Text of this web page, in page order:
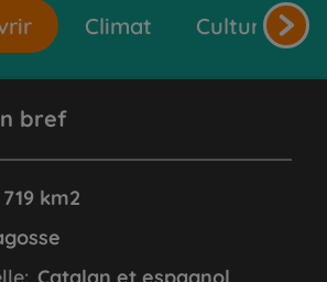
Climat Cultures et
bref
km2
Catalan et espagnol